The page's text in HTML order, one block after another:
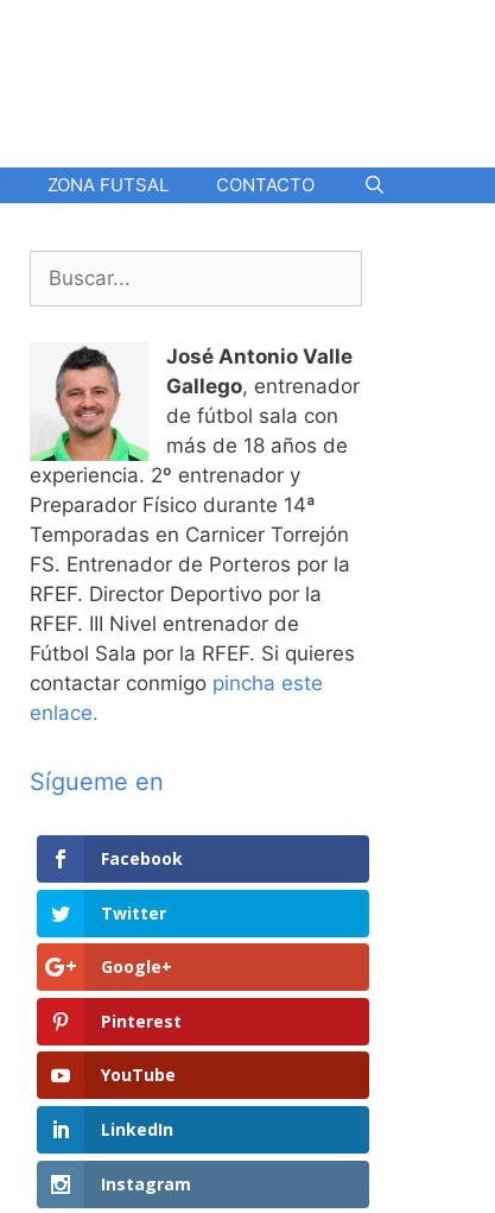
ZONA FUTSAL CONTACTO
Buscar:
José Antonio Valle
Gallego, entrenador
de fútbol sala con
más de 18 años de
experiencia. 2º entrenador y
Preparador Físico durante 14ª
Temporadas en Carnicer Torrejón
FS. Entrenador de Porteros por la
RFEF. Director Deportivo por la
RFEF. III Nivel entrenador de
Fútbol Sala por la RFEF. Si quieres
contactar conmigo pincha este
enlace.
Sígueme en
Facebook
Twitter
Google+
Pinterest
YouTube
LinkedIn
Instagram